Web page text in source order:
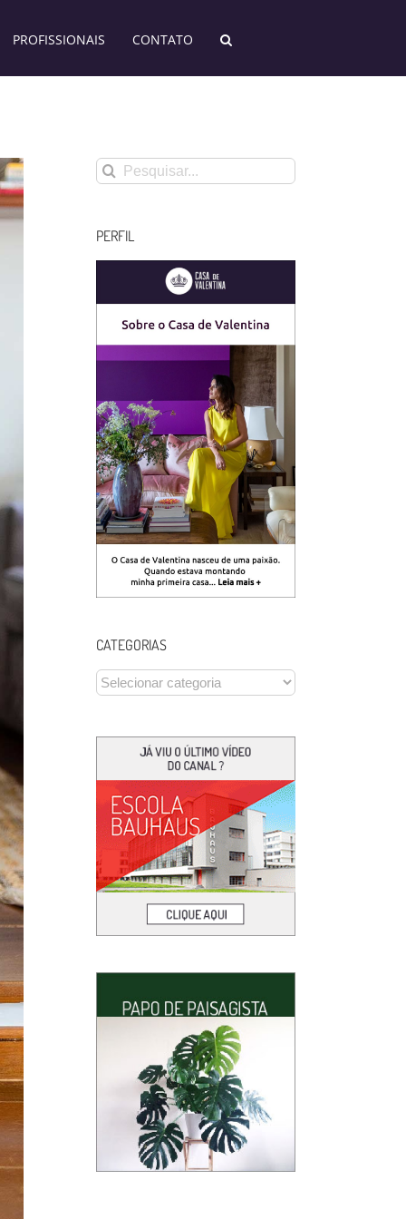
PROFISSIONAIS CONTATO
Buscar
resultados
PERFIL
CATEGORIAS
CATEGORIAS